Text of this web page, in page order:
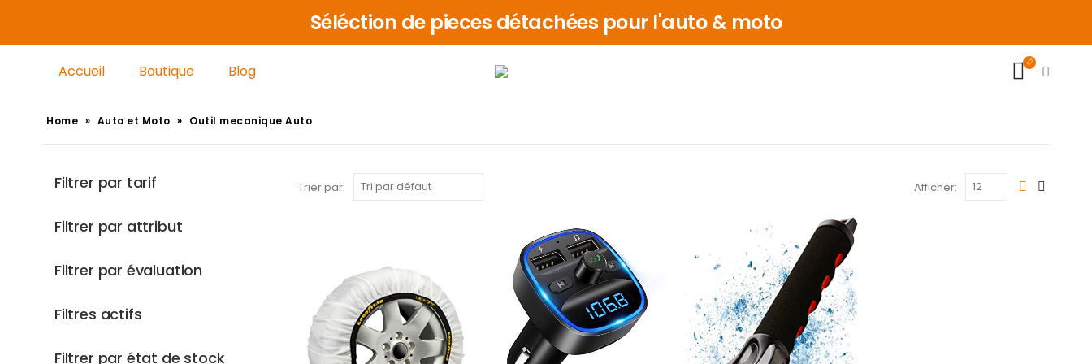
Séléction de pieces détachées pour l'auto & moto
Accueil Boutique Blog
Home » Auto et Moto » Outil mecanique Auto
Trier par: Afficher:
Filtrer par tarif
Filtrer par attribut
Filtrer par évaluation
Filtres actifs
Filtrer par état de stock